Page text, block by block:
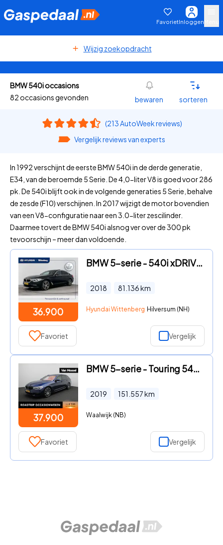
FavorietInloggen
Wijzig zoekopdracht
BMW 540i occasions
82 occasions gevonden
bewaren sorteren
(213 AutoWeek reviews)
Vergelijk reviews van experts
In 1992 verschijnt de eerste BMW 540i in de derde generatie,
E34, van de beroemde 5 Serie. De 4,0-liter V8 is goed voor 286
pk. De 540i blijft ook in de volgende generaties 5 Serie, behalve
de zesde (F10) verschijnen. In 2017 wijzigt de motor bovendien
van een V8-configuratie naar een 3.0-liter zescilinder.
Daarmee tovert de BMW 540i alsnog ver over de 300 pk
tevoorschijn – meer dan voldoende.
36.900
BMW 5-serie - 540i xDRIVE HIGH EXECUTIVE | AUTOMAAT | UNIEK! | FULL OPTION
2018 81.136km
Hyundai Wittenberg Hilversum (NH)
Favoriet Vergelijk
37.900
BMW 5-serie - Touring 540i xDrive High Executive | Automaat | Panoramadak
2019 151.557km
Waalwijk (NB)
Favoriet Vergelijk